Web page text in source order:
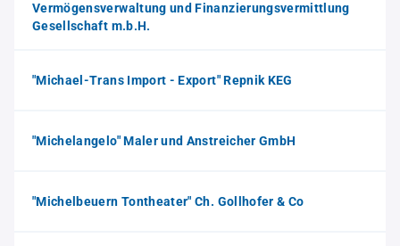
Vermögensverwaltung und Finanzierungsvermittlung
Gesellschaft m.b.H.
"Michael-Trans Import - Export" Repnik KEG
"Michelangelo" Maler und Anstreicher GmbH
"Michelbeuern Tontheater" Ch. Gollhofer & Co